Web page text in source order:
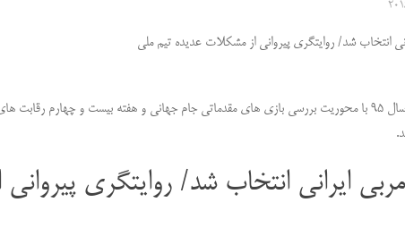
انتخاب شد/ روایتگری پیروانی از مشکلات عدیده تیم ملی
ایرانی انتخاب شد/ روایتگری